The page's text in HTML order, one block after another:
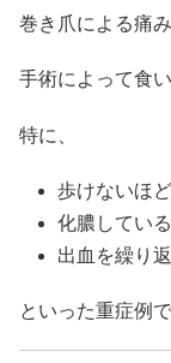
巻き爪による痛
手術によって食
特に、
歩けないほ
化膿している
出血を繰り
といった重症例